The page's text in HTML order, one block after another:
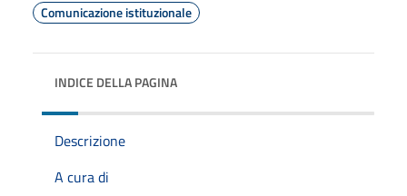
Comunicazione istituzionale
INDICE DELLA PAGINA
Descrizione
A cura di